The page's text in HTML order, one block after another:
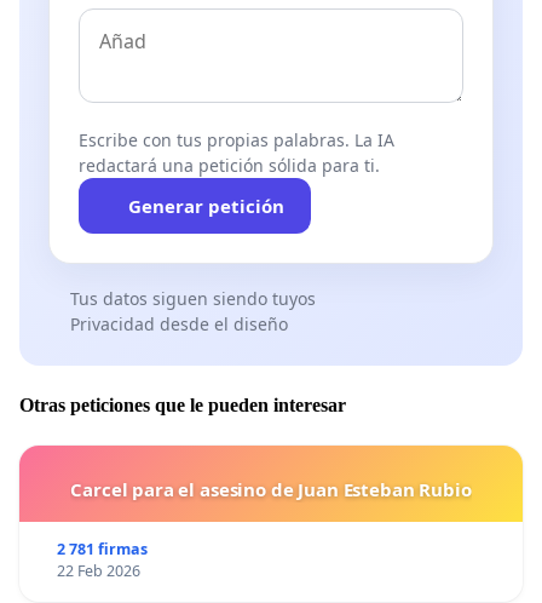
Escribe con tus propias palabras. La IA
redactará una petición sólida para ti.
Generar petición
Tus datos siguen siendo tuyos
Privacidad desde el diseño
Otras peticiones que le pueden interesar
Carcel para el asesino de Juan Esteban Rubio
2 781 firmas
22 Feb 2026